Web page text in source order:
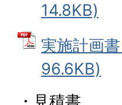
14.8KB)
実施計画
96.6KB)